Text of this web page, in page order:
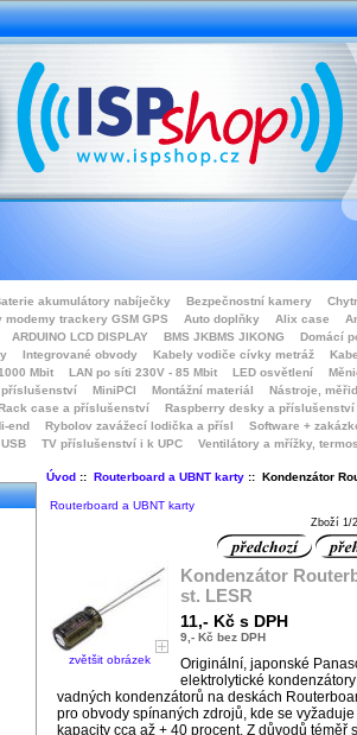
akumulátory nabíječky Bezpečnostní kamery
modemy trackery GSM GPS Auto doplňky Alix case
ARDUINO LCD DISPLAY BMS JKBMS JIKONG Domácí
Integrované obvody Kabely vodiče cívky metráž
Mbit LAN po síti 230V - 85 Mbit LED osvětlení
příslušenství MiniPCI Montážní materiál Nástroje,
case a příslušenství Raspberry desky a příslušenství
end Rybolov zavážecí lodička a přísl Software +
TV příslušenství i k UPC Ventilátory a mřížky,
Úvod:: Routerboard a UBNT karty:: Kondenzátor
Routerboard a UBNT karty
Zboží 1/
zvětšit obrázek
Kondenzátor
st. LESR
11,- Kč s DPH
9,- Kč bez DPH
Originální, japonské
elektrolytické
vadných kondenzátorů na deskách
pro obvody spínaných zdrojů, kde se
kapacity cca až + 40 procent. Z důvodů téměř